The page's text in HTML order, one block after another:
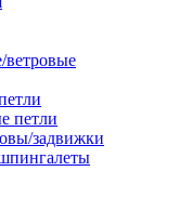
петли
задвижки